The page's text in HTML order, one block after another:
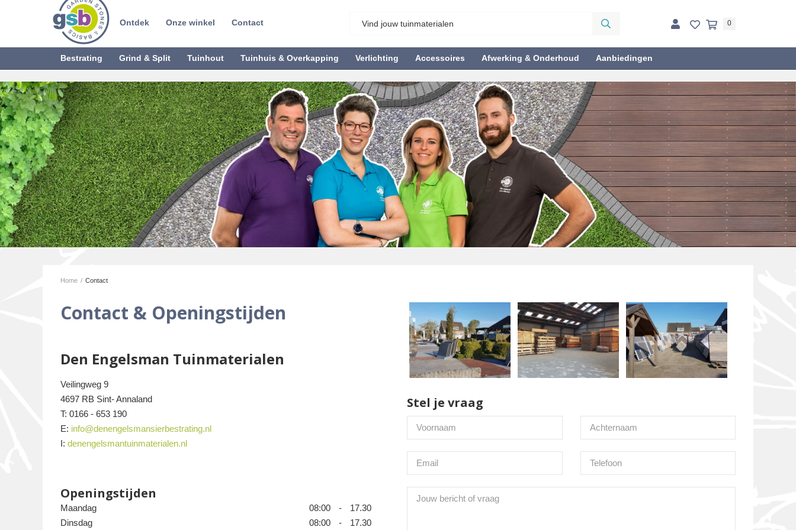
Ontdek Onze winkel Contact 0
Bestrating Grind & Split Tuinhout Tuinhuis & Overkapping Verlichting Accessoires Afwerking & Onderhoud Aanbiedingen
Home / Contact
Contact & Openingstijden
Den Engelsman Tuinmaterialen
Veilingweg 9
4697 RB Sint- Annaland
T: 0166 - 653 190
E: info@denengelsmansierbestrating.nl
I: denengelsmantuinmaterialen.nl
Openingstijden
Maandag 08:00 -
17.30
Dinsdag
08:00 - 17.30
Stel je vraag